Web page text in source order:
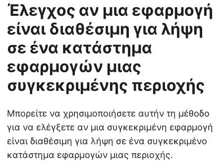
Έλεγχος αν μια εφαρμογή
είναι διαθέσιμη για λήψη
σε ένα κατάστημα
εφαρμογών μιας
συγκεκριμένης περιοχής
Μπορείτε να χρησιμοποιήσετε αυτήν τη μέθοδο
για να ελέγξετε αν μια συγκεκριμένη εφαρμογή
είναι διαθέσιμη για λήψη σε ένα συγκεκριμένο
κατάστημα εφαρμογών μιας περιοχής.